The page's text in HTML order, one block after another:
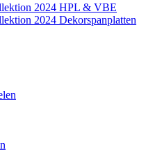
2024 HPL & VBE
2024 Dekorspanplatten